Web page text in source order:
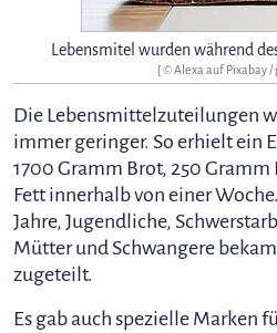
Lebensmitel wurden während
[ © Alexa auf Pixabay
Die Lebensmittelzuteilungen
immer geringer. So erhielt ein
1700 Gramm Brot, 250 Gramm
Fett innerhalb von einer
Jahre, Jugendliche,
Mütter und Schwangere
zugeteilt.
Es gab auch spezielle Marken